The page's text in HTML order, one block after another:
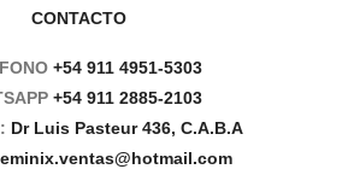
CONTACTO
+54 911 4951-5303
+54 911 2885-2103
Dr Luis Pasteur 436, C.A.B.A